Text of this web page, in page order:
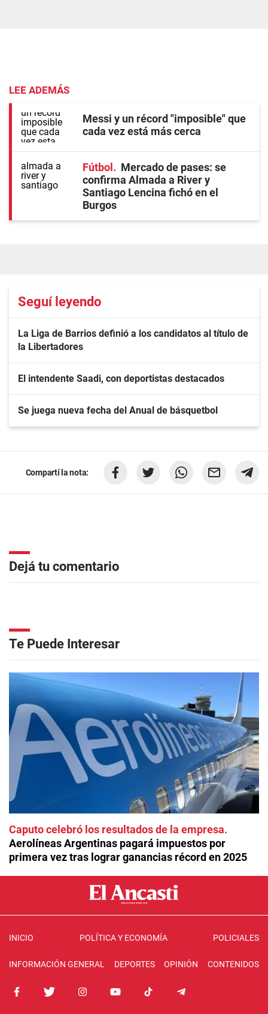
LEE ADEMÁS
Messi y un récord "imposible" que
cada vez está más cerca
Fútbol
Mercado de pases: se
confirma Almada a River y
Santiago Lencina fichó en el
Burgos
Seguí leyendo
La Liga de Barrios definió a los candidatos al título de
la Libertadores
El intendente Saadi, con deportistas destacados
Se juega nueva fecha del Anual de básquetbol
Compartí la nota:
Dejá tu comentario
Te Puede Interesar
Caputo celebró los resultados de la empresa
Aerolíneas Argentinas pagará impuestos por
primera vez tras lograr ganancias récord en 2025
INICIO POLÍTICA Y ECONOMÍA POLICIALES
INFORMACIÓN GENERAL DEPORTES OPINIÓN CONTENIDOS